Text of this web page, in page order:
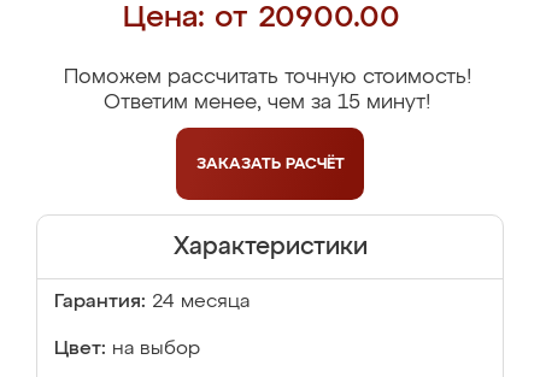
Цена: от 20900.00
Поможем рассчитать точную стоимость!
Ответим менее, чем за 15 минут!
ЗАКАЗАТЬ РАСЧЁТ
Характеристики
Гарантия: 24 месяца
Цвет: на выбор